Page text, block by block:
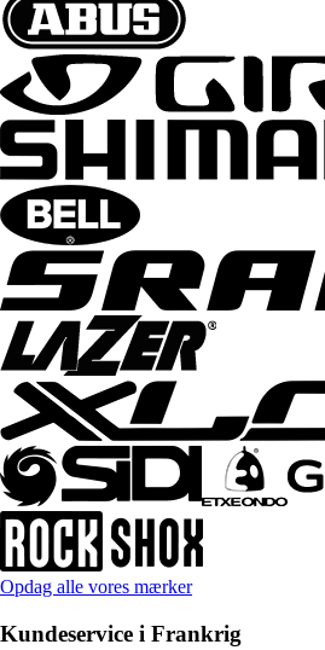
Opdag alle vores mærker
Kundeservice i Frankrig